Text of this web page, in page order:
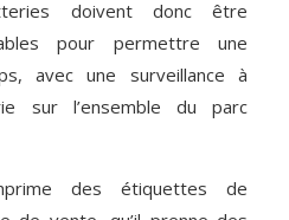
doivent donc être
pour permettre une
avec une surveillance à
sur l’ensemble du parc
des étiquettes de